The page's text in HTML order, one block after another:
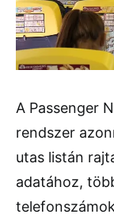
A Passenger
rendszer
utas listán
adatához,